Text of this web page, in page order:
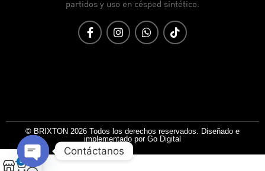
partidos y uso en césped sintético.
© BRIXTON 2026 Todos los derechos reservados. Diseñado e
implementado por Go Digital
0
Contáctanos